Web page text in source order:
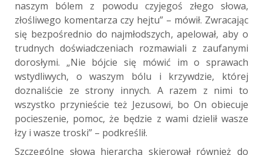
naszym bólem z powodu czyjegoś złego słowa,
złośliwego komentarza czy hejtu” – mówił. Zwracając
się bezpośrednio do najmłodszych, apelował, aby o
trudnych doświadczeniach rozmawiali z zaufanymi
dorosłymi. „Nie bójcie się mówić im o sprawach
wstydliwych, o waszym bólu i krzywdzie, której
doznaliście ze strony innych. A razem z nimi to
wszystko przynieście też Jezusowi, bo On obiecuje
pocieszenie, pomoc, że będzie z wami dzielił wasze
łzy i wasze troski” – podkreślił.
Szczególne słowa hierarcha skierował również do